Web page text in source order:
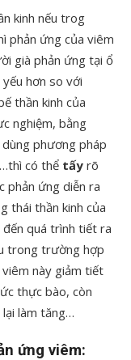
kinh nếu trog
phản ứng của viêm
già phản ứng tại ổ
hơn so với
thần kinh của
nghiệm, bằng
phương pháp
có thể tấy rõ
phản ứng diễn ra
thái thần kinh của
quá trình tiết ra
trong trường hợp
này giảm tiết
thực bào, còn
lại làm tăng…
ứng viêm: